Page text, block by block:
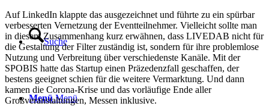
Suche
Menü Menü
Auf LinkedIn klappte das ausgezeichnet und führte zu ein spürbar
verbesserten Vernetzung der Eventteilnehmer. Vielleicht sollte man
in diesem Zusammenhang kurz erwähnen, dass LIVEDAB nicht für
die Gestaltung der Filter zuständig ist, sondern für ihre problemlose
Nutzung und Verbreitung über verschiedenste Kanäle. Mit der
SPOBIS hatte das Startup einen Präzedenzfall geschaffen, der
bestens geeignet schien für die weitere Vermarktung. Und dann
kamen die Corona-Krise und das vorläufige Ende aller
Großveranstaltungen, Messen inklusive.